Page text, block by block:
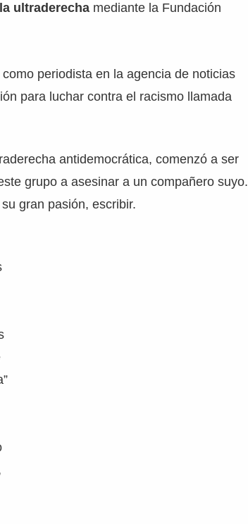
ultraderecha mediante la Fundación
periodista en la agencia de noticias
para luchar contra el racismo llamada
antidemocrática, comenzó a ser
grupo a asesinar a un compañero suyo.
gran pasión, escribir.